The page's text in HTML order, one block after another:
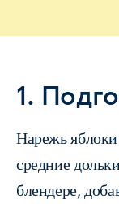
1.
Нарежь
средние
блендере,